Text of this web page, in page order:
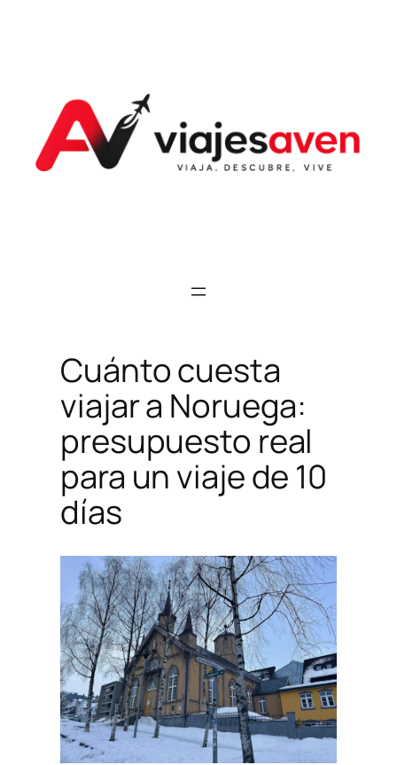
contenido
Cuánto cuesta
viajar a Noruega:
presupuesto real
para un viaje de 10
días